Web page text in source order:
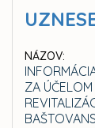
NÁZOV:
ZA